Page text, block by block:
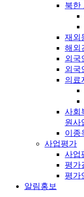
북한
재외
해외
외국
외국
의료
사회
원사
이종
사업평가
사업
평가
평가
알림홍보